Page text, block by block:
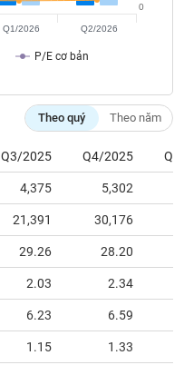
P/E cơ bản
0
Q1/2026 Q2/2026
Theo quý Theo năm
Q3/2025 Q4/2025
4,375 5,302
21,391 30,176
29.26 28.20
2.03 2.34
6.23 6.59
1.15 1.33